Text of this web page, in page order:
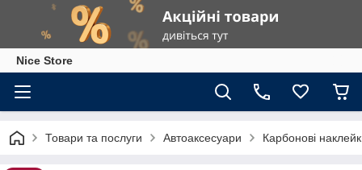
Nice Store
Товари та послуги Автоаксесуари Карбонові